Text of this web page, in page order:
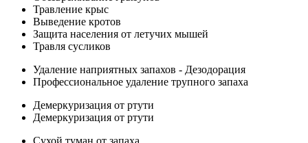
Травление крыс
Выведение кротов
Защита населения от летучих мышей
Травля сусликов
Удаление наприятных запахов - Дезодорация
Профессиональное удаление трупного запаха
Демеркуризация от ртути
Демеркуризация от ртути
Сухой туман от запаха